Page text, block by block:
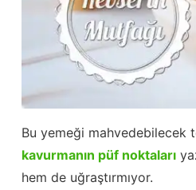
Bu yemeği mahvedebilecek
kavurmanın püf noktaları
hem de uğraştırmıyor.